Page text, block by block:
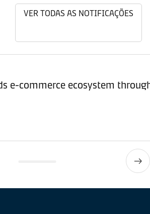
VER TODAS AS NOTIFICAÇÕES
e-commerce ecosystem